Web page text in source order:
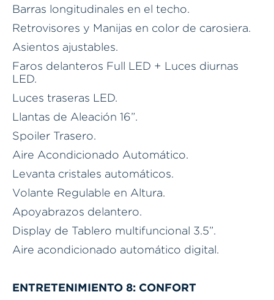
Barras longitudinales en el techo.
Retrovisores y Manijas en color de carosiera.
Asientos ajustables.
Faros delanteros Full LED + Luces diurnas
LED.
Luces traseras LED.
Llantas de Aleación 16”.
Spoiler Trasero.
Aire Acondicionado Automático.
Levanta cristales automáticos.
Volante Regulable en Altura.
Apoyabrazos delantero.
Display de Tablero multifuncional 3.5”.
Aire acondicionado automático digital.
ENTRETENIMIENTO 8: CONFORT